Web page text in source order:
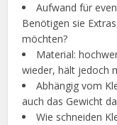
Aufwand für
Benötigen sie
möchten?
Material:
wieder, hält jedoch
Abhängig vom
auch das Gewicht
Wie schneiden